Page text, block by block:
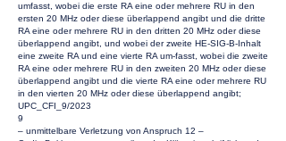
umfasst, wobei die erste RA eine oder mehrere RU in den
ersten 20 MHz oder diese überlappend angibt und die dritte
RA eine oder mehrere RU in den dritten 20 MHz oder diese
überlappend angibt, und wobei der zweite HE-SIG-B-Inhalt
eine zweite RA und eine vierte RA um-fasst, wobei die zweite
RA eine oder mehrere RU in den zweiten 20 MHz oder diese
überlappend angibt und die vierte RA eine oder mehrere RU
in den vierten 20 MHz oder diese überlappend angibt;
UPC_CFI_9/2023
9
– unmittelbare Verletzung von Anspruch 12 –